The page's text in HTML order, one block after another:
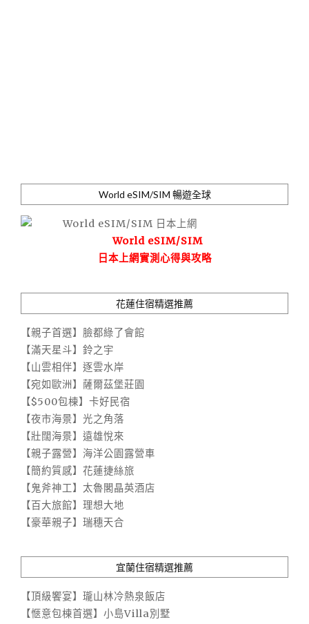
World eSIM/SIM 暢遊全球
World eSIM/SIM
日本上網實測心得與攻略
花蓮住宿精選推薦
【親子首選】臉都綠了會館
【滿天星斗】鈴之宇
【山雲相伴】逐雲水岸
【宛如歐洲】薩爾茲堡莊園
【$500包棟】卡好民宿
【夜市海景】光之角落
【壯闊海景】遠雄悅來
【親子露營】海洋公園露營車
【簡約質感】花蓮捷絲旅
【鬼斧神工】太魯閣晶英酒店
【百大旅館】理想大地
【豪華親子】瑞穗天合
宜蘭住宿精選推薦
【頂級饗宴】瓏山林冷熱泉飯店
【愜意包棟首選】小島Villa別墅